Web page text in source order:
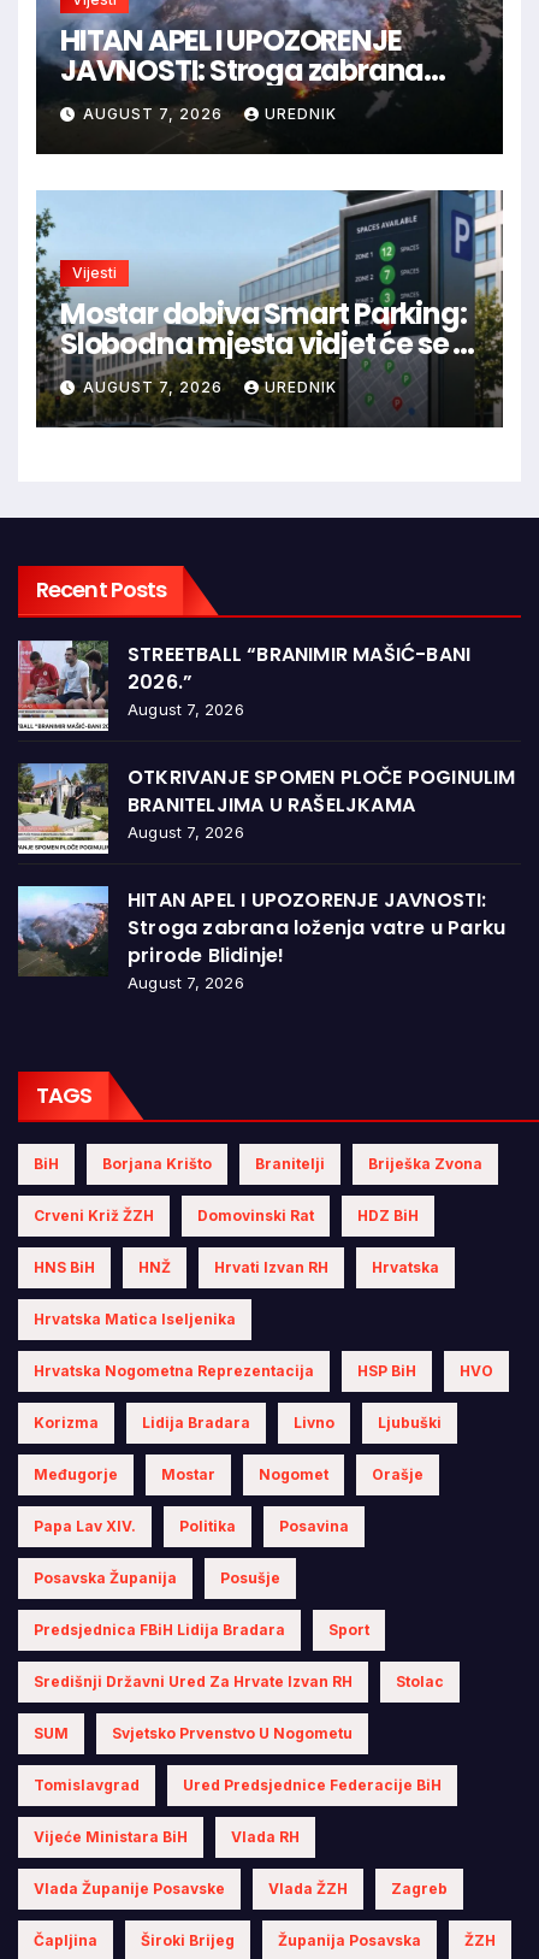
HITAN APEL I UPOZORENJE
JAVNOSTI: Stroga zabrana
loženja vatre u Parku prirode
Blidinje!
AUGUST 7, 2026 UREDNIK
Vijesti
Mostar dobiva Smart Parking:
Slobodna mjesta vidjet će se u
aplikaciji
AUGUST 7, 2026 UREDNIK
Recent Posts
STREETBALL “BRANIMIR MAŠIĆ-BANI
2026.”
August 7, 2026
OTKRIVANJE SPOMEN PLOČE POGINULIM
BRANITELJIMA U RAŠELJKAMA
August 7, 2026
HITAN APEL I UPOZORENJE JAVNOSTI:
Stroga zabrana loženja vatre u Parku
prirode Blidinje!
August 7, 2026
TAGS
BiH Borjana Krišto Branitelji Briješka Zvona
Crveni Križ ŽZH Domovinski Rat HDZ BiH
HNS BiH HNŽ Hrvati Izvan RH Hrvatska
Hrvatska Matica Iseljenika
Hrvatska Nogometna Reprezentacija HSP BiH HVO
Korizma Lidija Bradara Livno Ljubuški
Međugorje Mostar Nogomet Orašje
Papa Lav XIV. Politika Posavina
Posavska Županija Posušje
Predsjednica FBiH Lidija Bradara Sport
Središnji Državni Ured Za Hrvate Izvan RH Stolac
SUM Svjetsko Prvenstvo U Nogometu
Tomislavgrad Ured Predsjednice Federacije BiH
Vijeće Ministara BiH Vlada RH
Vlada Županije Posavske Vlada ŽZH Zagreb
Čapljina Široki Brijeg Županija Posavska ŽZH